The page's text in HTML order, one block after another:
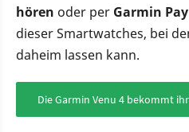
hören oder per Garmin Pay
dieser Smartwatches, bei
daheim lassen kann.
Die Garmin Venu 4 bekommt